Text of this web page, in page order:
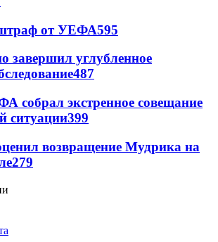
от УЕФА595
завершил углубленное
487
собрал экстренное совещание
ситуации399
возвращение Мудрика на
279